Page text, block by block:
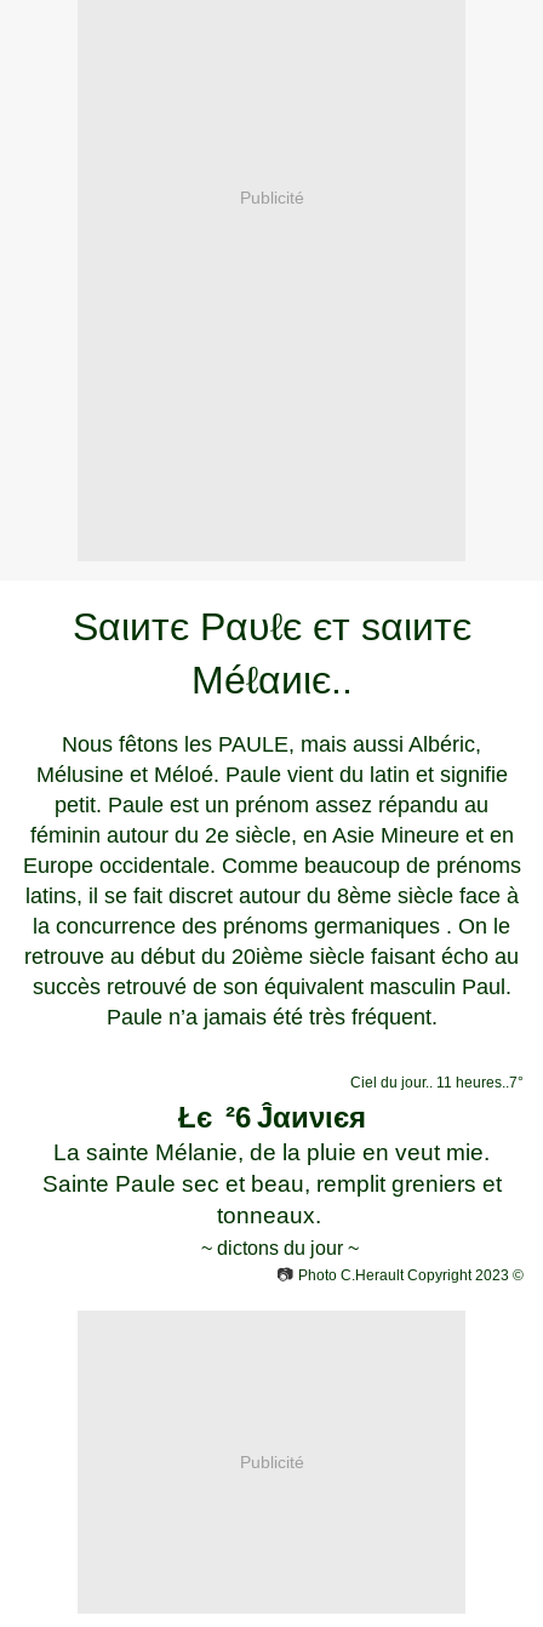
Publicité
Sαιитє Рαυℓє єт ѕαιитє
Méℓαиιє..
Nous fêtons les PAULE, mais aussi Albéric,
Mélusine et Méloé. Paule vient du latin et signifie
petit. Paule est un prénom assez répandu au
féminin autour du 2e siècle, en Asie Mineure et en
Europe occidentale. Comme beaucoup de prénoms
latins, il se fait discret autour du 8ème siècle face à
la concurrence des prénoms germaniques . On le
retrouve au début du 20ième siècle faisant écho au
succès retrouvé de son équivalent masculin Paul.
Paule n’a jamais été très fréquent.
Ciel du jour.. 11 heures..7°
Łє ²6 Ĵαиνιєя
La sainte Mélanie, de la pluie en veut mie.
Sainte Paule sec et beau, remplit greniers et
tonneaux.
~ dictons du jour ~
📷 Photo C.HeraultCopyright 2023 ©
Publicité